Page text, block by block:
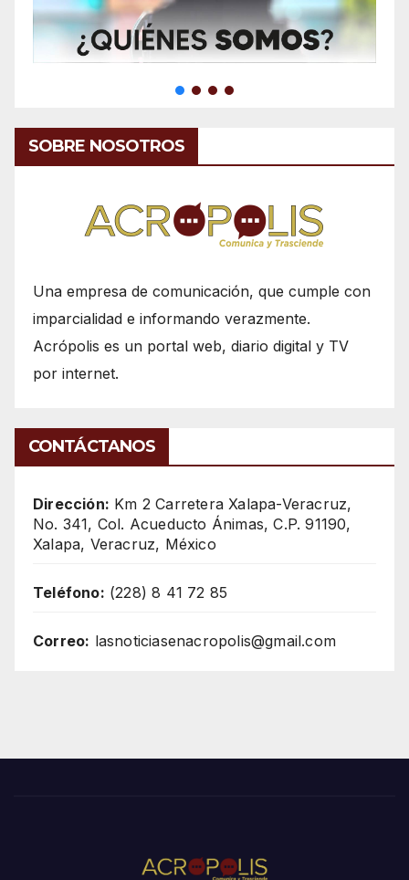
SOBRE NOSOTROS
Una empresa de comunicación, que cumple con
imparcialidad e informando verazmente.
Acrópolis es un portal web, diario digital y TV
por internet.
CONTÁCTANOS
Dirección: Km 2 Carretera Xalapa-Veracruz,
No. 341, Col. Acueducto Ánimas, C.P. 91190,
Xalapa, Veracruz, México
Teléfono: (228) 8 41 72 85
Correo: lasnoticiasenacropolis@gmail.com